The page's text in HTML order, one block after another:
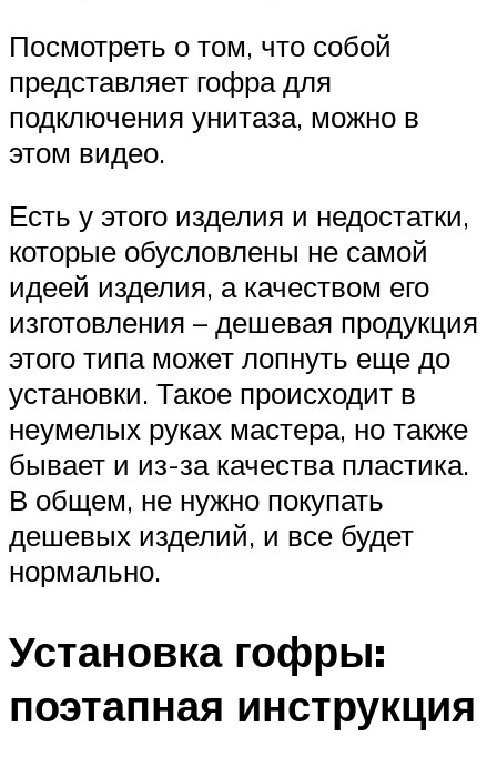
Посмотреть о том, что собой
представляет гофра для
подключения унитаза, можно в
этом видео.
Есть у этого изделия и недостатки,
которые обусловлены не самой
идеей изделия, а качеством его
изготовления – дешевая продукция
этого типа может лопнуть еще до
установки. Такое происходит в
неумелых руках мастера, но также
бывает и из-за качества пластика.
В общем, не нужно покупать
дешевых изделий, и все будет
нормально.
Установка гофры:
поэтапная инструкция